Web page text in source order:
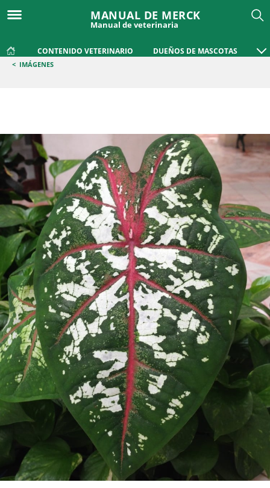
MANUAL DE MERCK
Manual de veterinaria
CONTENIDO VETERINARIO DUEÑOS DE MASCOTAS
< IMÁGENES